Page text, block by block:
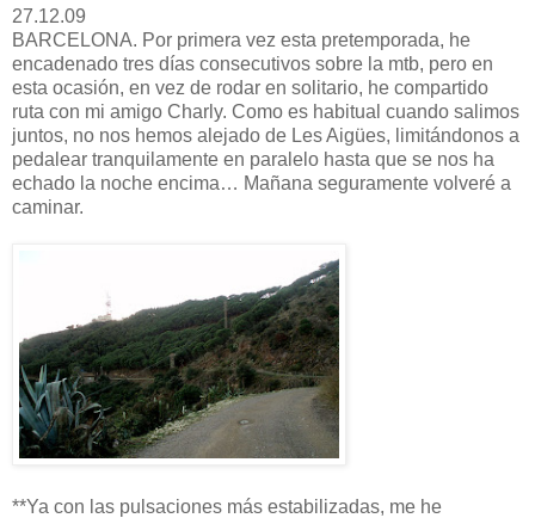
27.12.09
BARCELONA. Por primera vez esta pretemporada, he
encadenado tres días consecutivos sobre la mtb, pero en
esta ocasión, en vez de rodar en solitario, he compartido
ruta con mi amigo Charly. Como es habitual cuando salimos
juntos, no nos hemos alejado de Les Aigües, limitándonos a
pedalear tranquilamente en paralelo hasta que se nos ha
echado la noche encima… Mañana seguramente volveré a
caminar.
**Ya con las pulsaciones más estabilizadas, me he